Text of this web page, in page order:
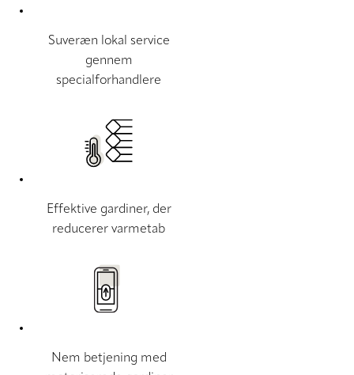
Suveræn lokal service
gennem
specialforhandlere
Effektive gardiner, der
reducerer varmetab
Nem betjening med